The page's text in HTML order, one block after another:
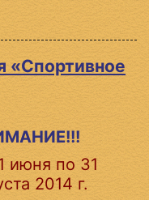
«Спортивное
июня по 31
2014 г.